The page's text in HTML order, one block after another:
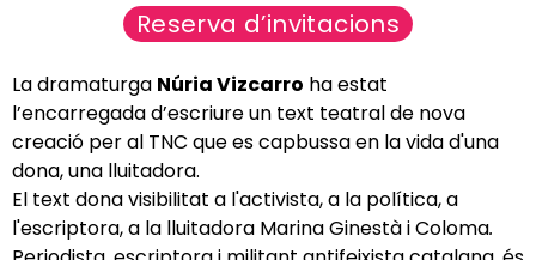
Reserva d’invitacions
La dramaturga Núria Vizcarro ha estat
l’encarregada d’escriure un text teatral de nova
creació per al TNC que es capbussa en la vida d'una
dona, una lluitadora.
El text dona visibilitat a l'activista, a la política, a
l'escriptora, a la lluitadora Marina Ginestà i Coloma.